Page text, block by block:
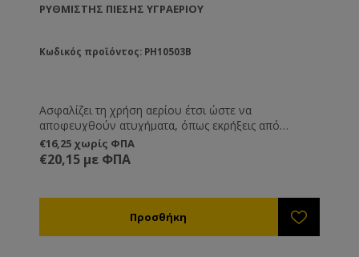
ΡΥΘΜΙΣΤΉΣ ΠΊΕΣΗΣ ΥΓΡΑΕΡΊΟΥ
Κωδικός προϊόντος: PH10503B
Ασφαλίζει τη χρήση αερίου έτσι ώστε να
αποφευχθούν ατυχήματα, όπως εκρήξεις από
αναρρόφηση φλόγας. Υψηλής πίεσης 1-3 bar.
Απαραίτητος για τη σωστή χρήση της πυροσφραγίδας
υγραερίου ANEL.
€16,25 χωρίς ΦΠΑ
€20,15 με ΦΠΑ